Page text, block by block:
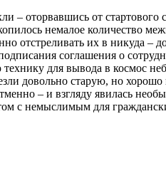
оторвавшись от стартового
немалое количество
отстреливать их в никуда –
соглашения о
для вывода в космос
довольно старую, но
– и взгляду явилась
с немыслимым для